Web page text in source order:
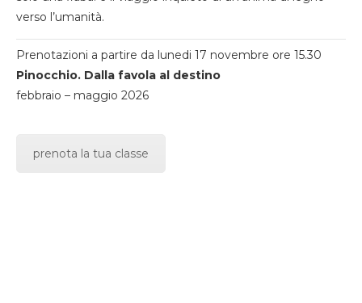
verso l’umanità.
Prenotazioni a partire da lunedi 17 novembre ore 15.30
Pinocchio. Dalla favola al destino
febbraio – maggio 2026
prenota la tua classe